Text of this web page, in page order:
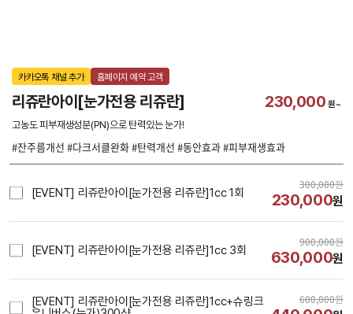
카카오톡 채널 추가 홈페이지 예약 고객
리쥬란아이[눈가전용 리쥬란] 230,000 원~
고농도 피부재생성분(PN)으로 탄력있는 눈가!
#잔주름개선 #다크서클완화 #탄력개선 #동안효과 #피부재생효과
[EVENT] 리쥬란아이[눈가전용 리쥬란]1cc 1회
300,000원
230,000원
[EVENT] 리쥬란아이[눈가전용 리쥬란]1cc 3회
900,000원
630,000원
[EVENT] 리쥬란아이[눈가전용 리쥬란]1cc+슈링크
600,000원